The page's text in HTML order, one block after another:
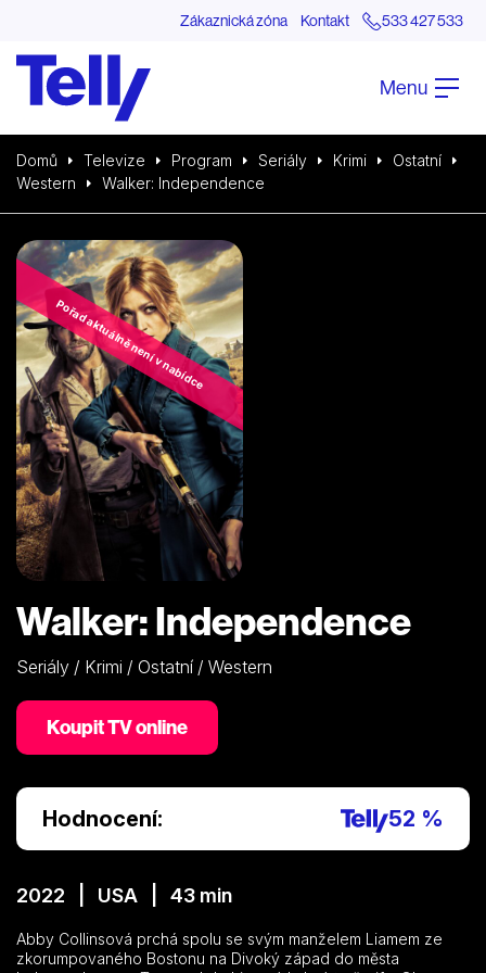
Zákaznická zóna Kontakt 533 427 533
Menu
Domů Televize Program Seriály Krimi
Ostatní
Western
Walker: Independence
Pořad aktuálně není v nabídce
Walker: Independence
Seriály / Krimi / Ostatní / Western
Koupit TV online
Hodnocení: 52 %
2022 | USA | 43 min
Abby Collinsová prchá spolu se svým manželem Liamem ze
zkorumpovaného Bostonu na Divoký západ do města